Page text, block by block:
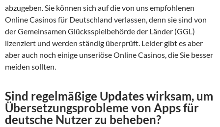
abzugeben. Sie können sich auf die von uns empfohlenen
Online Casinos für Deutschland verlassen, denn sie sind von
der Gemeinsamen Glücksspielbehörde der Länder (GGL)
lizenziert und werden ständig überprüft. Leider gibt es aber
aber auch noch einige unseriöse Online Casinos, die Sie besser
meiden sollten.
Sind regelmäßige Updates wirksam, um
Übersetzungsprobleme von Apps für
deutsche Nutzer zu beheben?